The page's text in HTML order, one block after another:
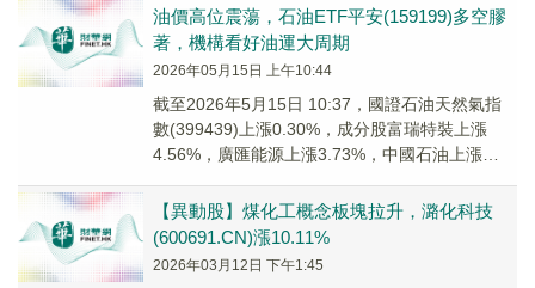
油價高位震蕩，石油ETF平安(159199)多空膠
著，機構看好油運大周期
2026年05月15日 上午10:44
截至2026年5月15日 10:37，國證石油天然氣指
數(399439)上漲0.30%，成分股富瑞特裝上漲
4.56%，廣匯能源上漲3.73%，中國石油上漲
【異動股】煤化工概念板塊拉升，潞化科技
(600691.CN)漲10.11%
2026年03月12日 下午1:45